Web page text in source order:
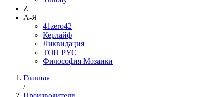
Z
А-Я
41zero42
Керлайф
Ликвидация
ТОП РУС
Философия Мозаики
Главная
/
Производители